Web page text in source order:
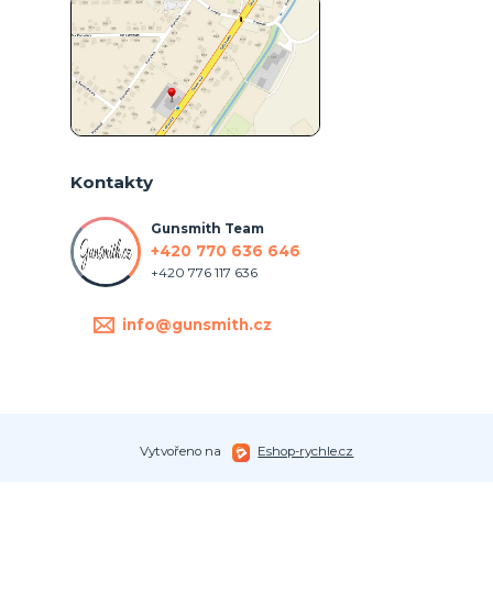
Kontakty
Gunsmith Team
+420 770 636 646
+420 776 117 636
info@gunsmith.cz
Vytvořeno na Eshop-rychle.cz